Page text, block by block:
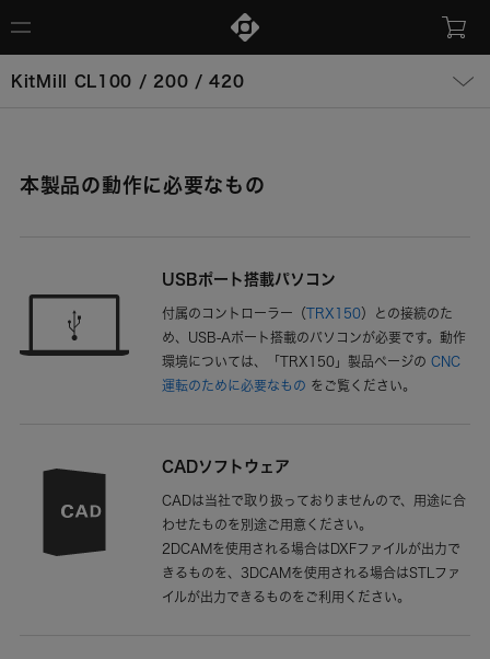
KitMill CL100 / 200 / 420
本製品の動作に必要なもの
USBポート搭載パソコン
付属のコントローラー（TRX150）との接続のた
め、USB-Aポート搭載のパソコンが必要です。動作
環境については、「TRX150」製品ページの CNC
運転のために必要なもの をご覧ください。
CADソフトウェア
CADは当社で取り扱っておりませんので、用途に合
わせたものを別途ご用意ください。
2DCAMを使用される場合はDXFファイルが出力で
きるものを、3DCAMを使用される場合はSTLファ
イルが出力できるものをご利用ください。